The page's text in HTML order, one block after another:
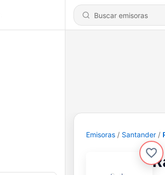
Emisoras Santander